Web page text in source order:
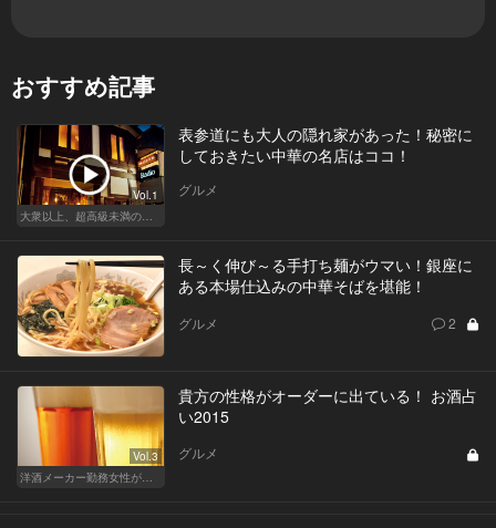
おすすめ記事
Vol.1
大衆以上、超高級未満の絶品中華
表参道にも大人の隠れ家があった！秘密に
しておきたい中華の名店はココ！
グルメ
長～く伸び～る手打ち麺がウマい！銀座に
ある本場仕込みの中華そばを堪能！
グルメ 2
Vol.3
洋酒メーカー勤務女性が語る、酒と女と男
貴方の性格がオーダーに出ている！ お酒占
い2015
グルメ